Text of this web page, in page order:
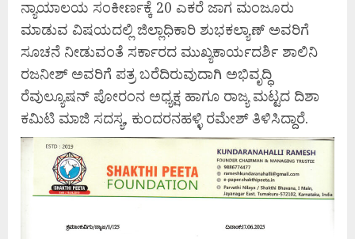
ನ್ಯಾಯಾಲಯ ಸಂಕೀರ್ಣಕ್ಕೆ 20 ಎಕರೆ ಜಾಗ ಮಂಜೂರು
ಮಾಡುವ ವಿಷಯದಲ್ಲಿ ಜಿಲ್ಲಾಧಿಕಾರಿ ಶುಭಕಲ್ಯಾಣ್ ಅವರಿಗೆ
ಸೂಚನೆ ನೀಡುವಂತೆ ಸರ್ಕಾರದ ಮುಖ್ಯಕಾರ್ಯದರ್ಶಿ ಶಾಲಿನಿ
ರಜನೀಶ್ ಅವರಿಗೆ ಪತ್ರ ಬರೆದಿರುವುದಾಗಿ ಅಭಿವೃದ್ಧಿ
ರೆವುಲ್ಯೂಷನ್ ಪೋರಂನ ಅಧ್ಯಕ್ಷ ಹಾಗೂ ರಾಜ್ಯ ಮಟ್ಟದ ದಿಶಾ
ಕಮಿಟಿ ಮಾಜಿ ಸದಸ್ಯ, ಕುಂದರನಹಳ್ಳಿ ರಮೇಶ್ ತಿಳಿಸಿದ್ದಾರೆ.